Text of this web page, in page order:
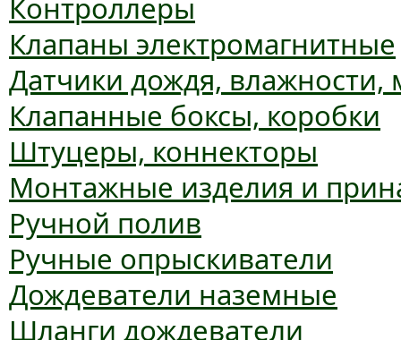
Контроллеры
Клапаны электромагнитные
Датчики дождя, влажности,
Клапанные боксы, коробки
Штуцеры, коннекторы
Монтажные изделия и
Ручной полив
Ручные опрыскиватели
Дождеватели наземные
Шланги дождеватели